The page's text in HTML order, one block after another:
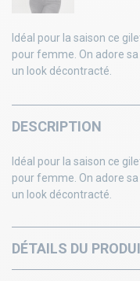
Idéal pour la saison ce
pour femme. On adore
un look décontracté.
DESCRIPTION
Idéal pour la saison ce
pour femme. On adore
un look décontracté.
DÉTAILS DU